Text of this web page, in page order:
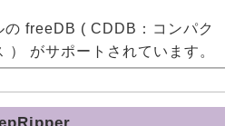
の freeDB ( CDDB：コンパク
） がサポートされています。